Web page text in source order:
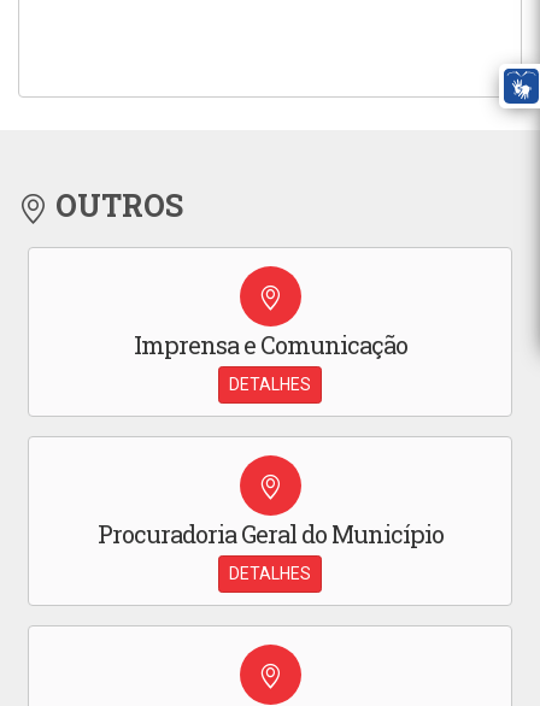
OUTROS
Imprensa e Comunicação
DETALHES
Procuradoria Geral do Município
DETALHES